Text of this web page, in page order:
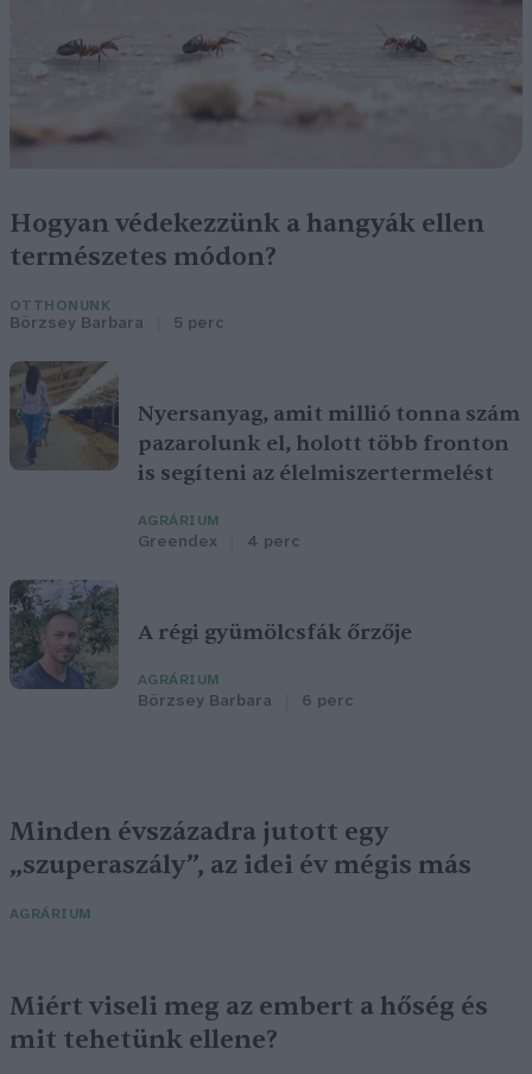
Hogyan védekezzünk a hangyák ellen
természetes módon?
OTTHONUNK
Börzsey Barbara 5 perc
Nyersanyag, amit millió tonna szám
pazarolunk el, holott több fronton
is segíteni az élelmiszertermelést
AGRÁRIUM
Greendex 4 perc
A régi gyümölcsfák őrzője
AGRÁRIUM
Börzsey Barbara 6 perc
Minden évszázadra jutott egy
„szuperaszály”, az idei év mégis más
AGRÁRIUM
Miért viseli meg az embert a hőség és
mit tehetünk ellene?